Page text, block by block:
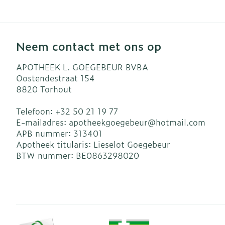
Neem contact met ons op
APOTHEEK L. GOEGEBEUR BVBA
Oostendestraat 154
8820 Torhout
Telefoon: +32 50 21 19 77
E-mailadres: apotheekgoegebeur@hotmail.com
APB nummer: 313401
Apotheek titularis: Lieselot Goegebeur
BTW nummer: BE0863298020